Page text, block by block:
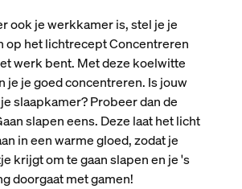
ook je werkkamer is, stel je je
op het lichtrecept Concentreren
werk bent. Met deze koelwitte
je je goed concentreren. Is jouw
slaapkamer? Probeer dan de
slapen eens. Deze laat het licht
in een warme gloed, zodat je
krijgt om te gaan slapen en je 's
doorgaat met gamen!